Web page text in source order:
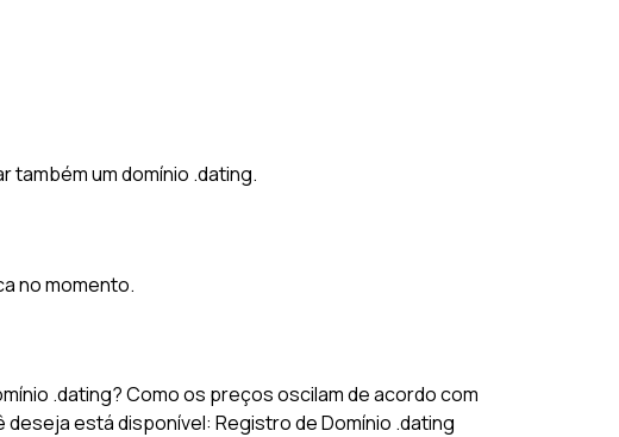
também um domínio .dating.
no momento.
.dating? Como os preços oscilam de acordo com
está disponível: Registro de Domínio .dating